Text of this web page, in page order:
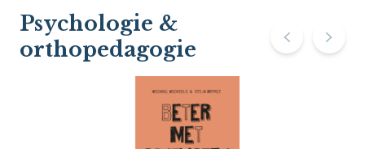
Psychologie &
orthopedagogie